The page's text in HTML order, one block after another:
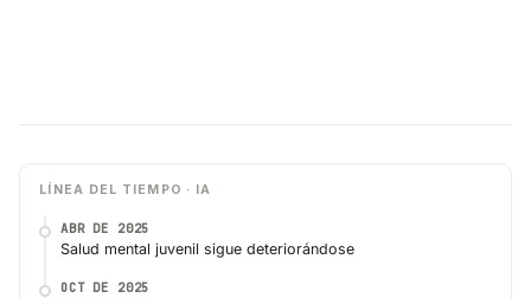
LÍNEA DEL TIEMPO · IA
ABR DE 2025
Salud mental juvenil sigue deteriorándose
OCT DE 2025